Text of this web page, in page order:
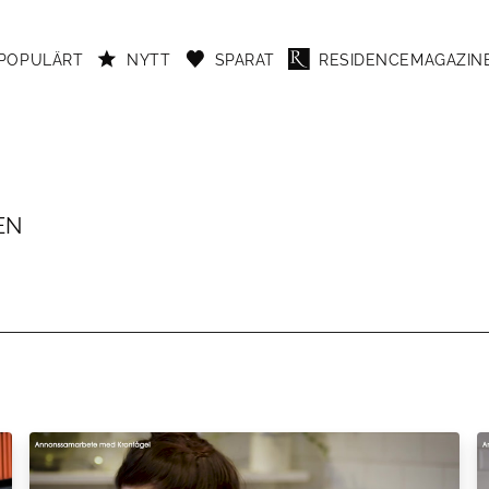
NYTT SPARAT